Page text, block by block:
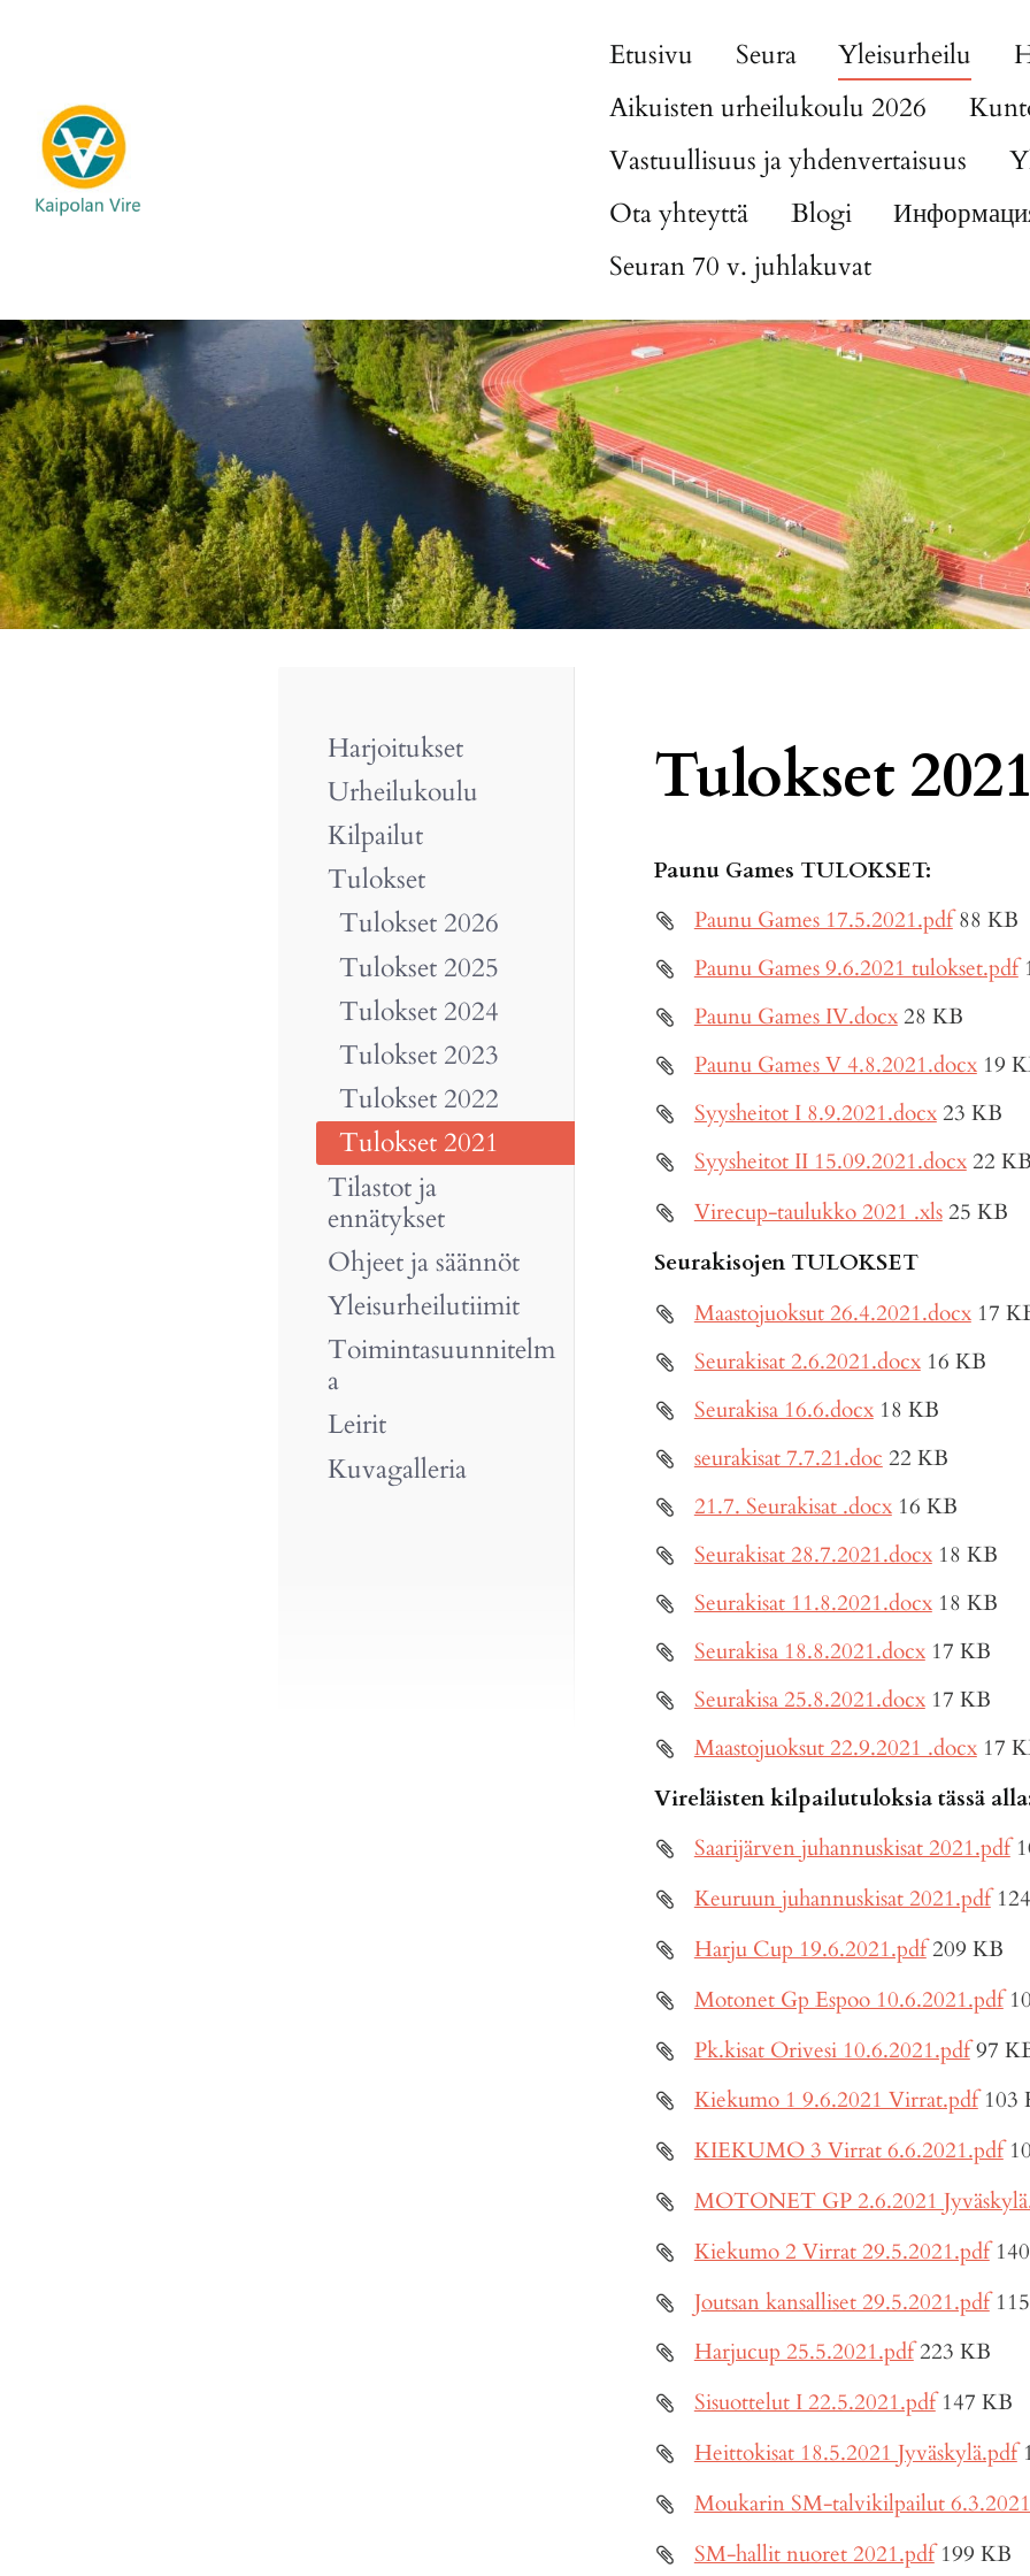
Kaipolan Vire
Etusivu Seura Yleisurheilu
Aikuisten urheilukoulu 2026
Vastuullisuus ja yhdenvertaisuus
Ota yhteyttä
Blogi
Seuran 70 v. juhlakuvat
Harjoitukset
Urheilukoulu
Kilpailut
Tulokset
Tulokset 2026
Tulokset 2025
Tulokset 2024
Tulokset 2023
Tulokset 2022
Tulokset 2021
Tilastot ja
ennätykset
Ohjeet ja säännöt
Yleisurheilutiimit
Toimintasuunnitelm
a
Leirit
Kuvagalleria
Tulokset 2021
Paunu Games TULOKSET:
Paunu Games 17.5.2021.pdf 88 KB
Paunu Games 9.6.2021 tulokset.pdf
Paunu Games IV.docx 28 KB
Paunu Games V 4.8.2021.docx 19
Syysheitot I 8.9.2021.docx 23 KB
Syysheitot II 15.09.2021.docx 22 KB
Virecup-taulukko 2021 .xls 25 KB
Seurakisojen TULOKSET
Maastojuoksut 26.4.2021.docx 17
Seurakisat 2.6.2021.docx 16 KB
Seurakisa 16.6.docx 18 KB
seurakisat 7.7.21.doc 22 KB
21.7. Seurakisat .docx 16 KB
Seurakisat 28.7.2021.docx 18 KB
Seurakisat 11.8.2021.docx 18 KB
Seurakisa 18.8.2021.docx 17 KB
Seurakisa 25.8.2021.docx 17 KB
Maastojuoksut 22.9.2021 .docx 17
Vireläisten kilpailutuloksia tässä
Saarijärven juhannuskisat 2021.pdf
Keuruun juhannuskisat 2021.pdf
Harju Cup 19.6.2021.pdf 209 KB
Motonet Gp Espoo 10.6.2021.pdf
Pk.kisat Orivesi 10.6.2021.pdf 97
Kiekumo 1 9.6.2021 Virrat.pdf 103
KIEKUMO 3 Virrat 6.6.2021.pdf
MOTONET GP 2.6.2021
Kiekumo 2 Virrat 29.5.2021.pdf
Joutsan kansalliset 29.5.2021.pdf
Harjucup 25.5.2021.pdf 223 KB
Sisuottelut I 22.5.2021.pdf 147 KB
Heittokisat 18.5.2021 Jyväskylä.pdf
Moukarin SM-talvikilpailut
SM-hallit nuoret 2021.pdf 199 KB